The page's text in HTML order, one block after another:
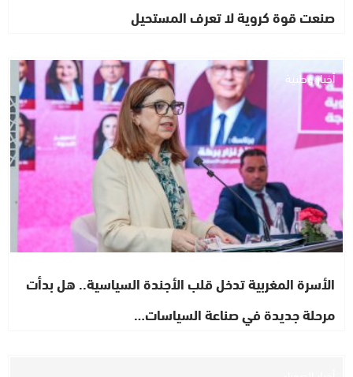
صنعت قوة كروية لا تعرف المستحيل
أخبار وطنية
الأسرة المغربية تدخل قلب الأجندة السياسية.. هل بدأت
مرحلة جديدة في صناعة السياسات…